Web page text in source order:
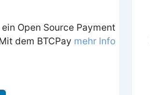
Open Source Payment
dem BTCPay mehr Info